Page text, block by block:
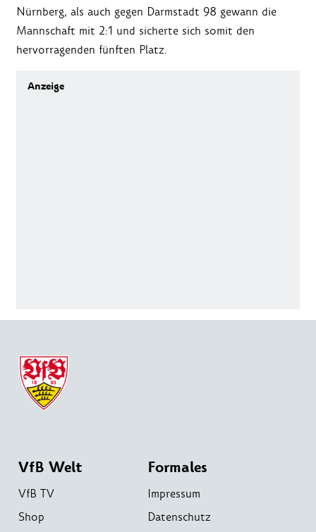
Nürnberg, als auch gegen Darmstadt 98 gewann die
Mannschaft mit 2:1 und sicherte sich somit den
hervorragenden fünften Platz.
VfB Welt
VfB TV
Shop
Formales
Impressum
Datenschutz